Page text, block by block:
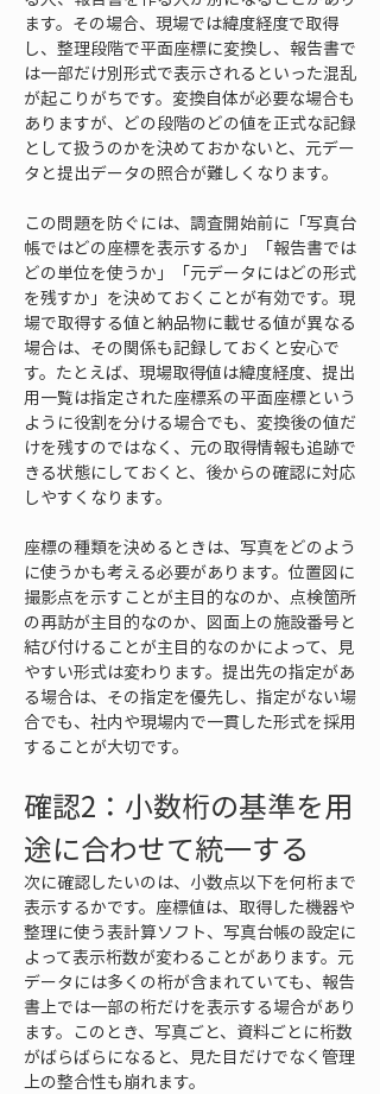
ます。その場合、現場では緯度経度で取得
し、整理段階で平面座標に変換し、報告書で
は一部だけ別形式で表示されるといった混乱
が起こりがちです。変換自体が必要な場合も
ありますが、どの段階のどの値を正式な記録
として扱うのかを決めておかないと、元デー
タと提出データの照合が難しくなります。
この問題を防ぐには、調査開始前に「写真台
帳ではどの座標を表示するか」「報告書では
どの単位を使うか」「元データにはどの形式
を残すか」を決めておくことが有効です。現
場で取得する値と納品物に載せる値が異なる
場合は、その関係も記録しておくと安心で
す。たとえば、現場取得値は緯度経度、提出
用一覧は指定された座標系の平面座標という
ように役割を分ける場合でも、変換後の値だ
けを残すのではなく、元の取得情報も追跡で
きる状態にしておくと、後からの確認に対応
しやすくなります。
座標の種類を決めるときは、写真をどのよう
に使うかも考える必要があります。位置図に
撮影点を示すことが主目的なのか、点検箇所
の再訪が主目的なのか、図面上の施設番号と
結び付けることが主目的なのかによって、見
やすい形式は変わります。提出先の指定があ
る場合は、その指定を優先し、指定がない場
合でも、社内や現場内で一貫した形式を採用
することが大切です。
確認2：小数桁の基準を用
途に合わせて統一する
次に確認したいのは、小数点以下を何桁まで
表示するかです。座標値は、取得した機器や
整理に使う表計算ソフト、写真台帳の設定に
よって表示桁数が変わることがあります。元
データには多くの桁が含まれていても、報告
書上では一部の桁だけを表示する場合があり
ます。このとき、写真ごと、資料ごとに桁数
がばらばらになると、見た目だけでなく管理
上の整合性も崩れます。